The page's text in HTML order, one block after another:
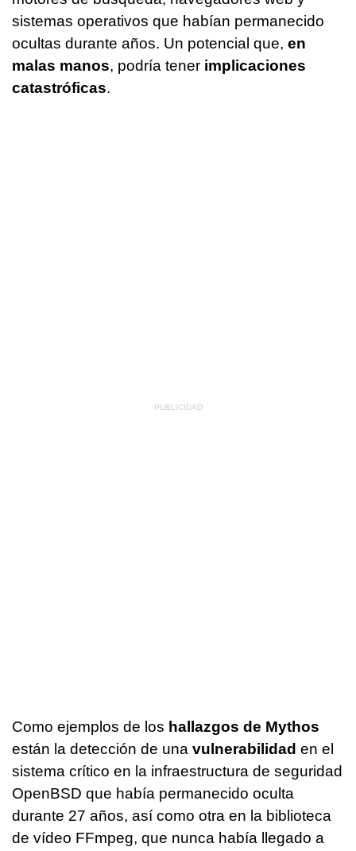
sistemas operativos que habían permanecido
ocultas durante años. Un potencial que, en
malas manos, podría tener implicaciones
catastróficas.
Como ejemplos de los hallazgos de Mythos
están la detección de una vulnerabilidad en el
sistema crítico en la infraestructura de seguridad
OpenBSD que había permanecido oculta
durante 27 años, así como otra en la biblioteca
de vídeo FFmpeg, que nunca había llegado a